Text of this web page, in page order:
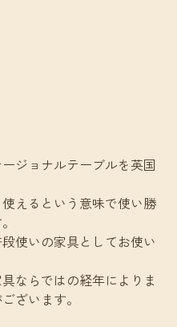
ジョナルテーブルを英国
えるという意味で使い勝
使いの家具としてお使い
ならではの経年によりま
ざいます。